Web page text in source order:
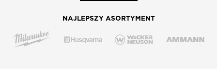
NAJLEPSZY ASORTYMENT